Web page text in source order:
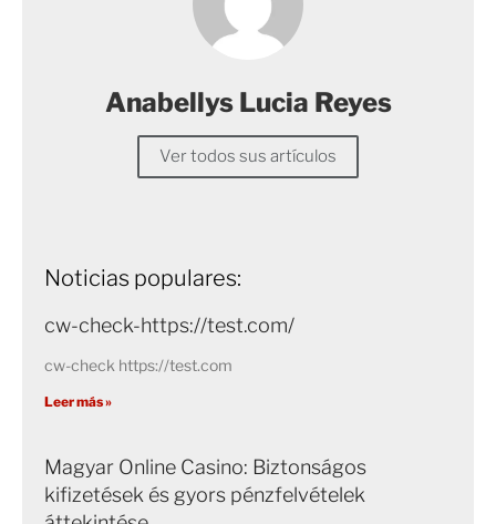
Anabellys Lucia Reyes
Ver todos sus artículos
Noticias populares:
cw-check-https://test.com/
cw-check https://test.com
Leer más »
Magyar Online Casino: Biztonságos
kifizetések és gyors pénzfelvételek